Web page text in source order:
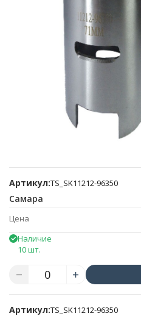
Артикул:TS_SK11212-96350
Самара
Цена
Наличие
10 шт.
Артикул:TS_SK11212-96350